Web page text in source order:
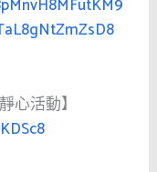
心活動】